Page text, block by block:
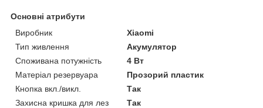
Основні атрибути
Виробник
Xiaomi
Тип живлення
Акумулятор
Споживана потужність
4 Вт
Матеріал резервуара
Прозорий пластик
Кнопка вкл./викл.
Так
Захисна кришка для лез
Так